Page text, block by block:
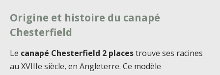
Origine et histoire du canapé
Chesterfield
Le canapé Chesterfield 2 placestrouve ses racines
au XVIIIe siècle, en Angleterre. Ce modèle